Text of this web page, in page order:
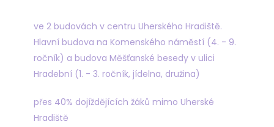
ve 2 budovách v centru Uherského Hradiště.
Hlavní budova na Komenského náměstí (4. - 9.
ročník) a budova Měšťanské besedy v ulici
Hradební (1. - 3. ročník, jídelna, družina)
přes 40% dojíždějících žáků mimo Uherské
Hradiště